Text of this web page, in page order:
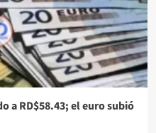
a RD$58.43; el euro subió